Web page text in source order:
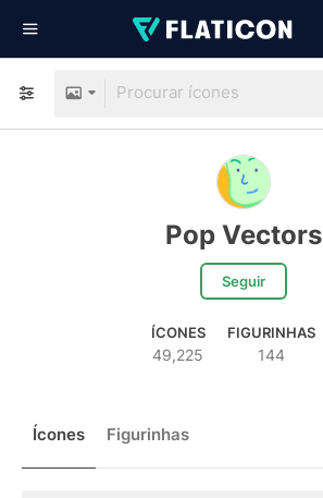
Pop Vectors
Seguir
ÍCONES
49,225
FIGURINHAS
144
Ícones Figurinhas